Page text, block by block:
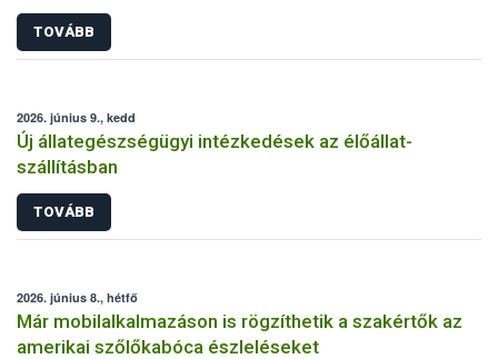
TOVÁBB
2026. június 9., kedd
Új állategészségügyi intézkedések az élőállat-
szállításban
TOVÁBB
2026. június 8., hétfő
Már mobilalkalmazáson is rögzíthetik a szakértők az
amerikai szőlőkabóca észleléseket